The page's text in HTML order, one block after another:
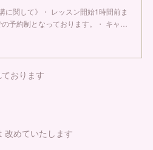
に関して》・ レッスン開始1時間前ま
予約制となっております。・ キャ…
おります
改めていたします